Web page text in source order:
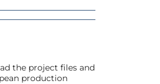
the project files and
production